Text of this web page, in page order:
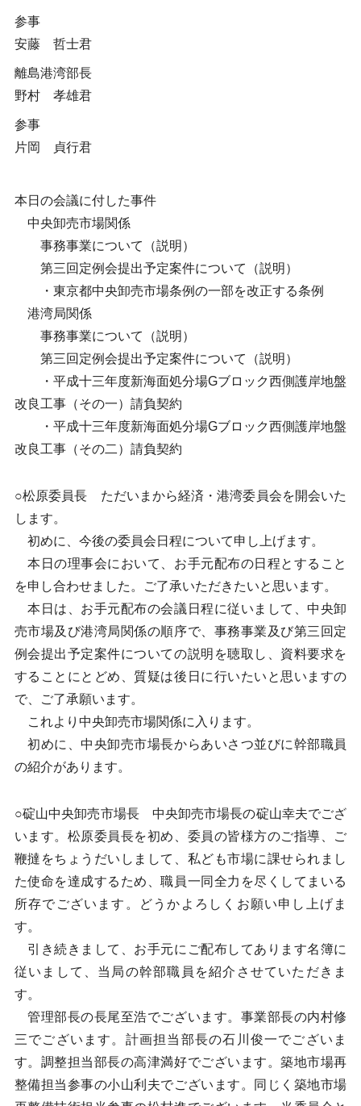
参事
安藤 哲士君
離島港湾部長
野村 孝雄君
参事
片岡 貞行君
本日の会議に付した事件
中央卸売市場関係
事務事業について（説明）
第三回定例会提出予定案件について（説明）
・東京都中央卸売市場条例の一部を改正する条例
港湾局関係
事務事業について（説明）
第三回定例会提出予定案件について（説明）
・平成十三年度新海面処分場Gブロック西側護岸地盤
改良工事（その一）請負契約
・平成十三年度新海面処分場Gブロック西側護岸地盤
改良工事（その二）請負契約
○松原委員長 ただいまから経済・港湾委員会を開会いた
します。
初めに、今後の委員会日程について申し上げます。
本日の理事会において、お手元配布の日程とすること
を申し合わせました。ご了承いただきたいと思います。
本日は、お手元配布の会議日程に従いまして、中央卸
売市場及び港湾局関係の順序で、事務事業及び第三回定
例会提出予定案件についての説明を聴取し、資料要求を
することにとどめ、質疑は後日に行いたいと思いますの
で、ご了承願います。
これより中央卸売市場関係に入ります。
初めに、中央卸売市場長からあいさつ並びに幹部職員
の紹介があります。
○碇山中央卸売市場長 中央卸売市場長の碇山幸夫でござ
います。松原委員長を初め、委員の皆様方のご指導、ご
鞭撻をちょうだいしまして、私ども市場に課せられまし
た使命を達成するため、職員一同全力を尽くしてまいる
所存でございます。どうかよろしくお願い申し上げま
す。
引き続きまして、お手元にご配布してあります名簿に
従いまして、当局の幹部職員を紹介させていただきま
す。
管理部長の長尾至浩でございます。事業部長の内村修
三でございます。計画担当部長の石川俊一でございま
す。調整担当部長の高津満好でございます。築地市場再
整備担当参事の小山利夫でございます。同じく築地市場